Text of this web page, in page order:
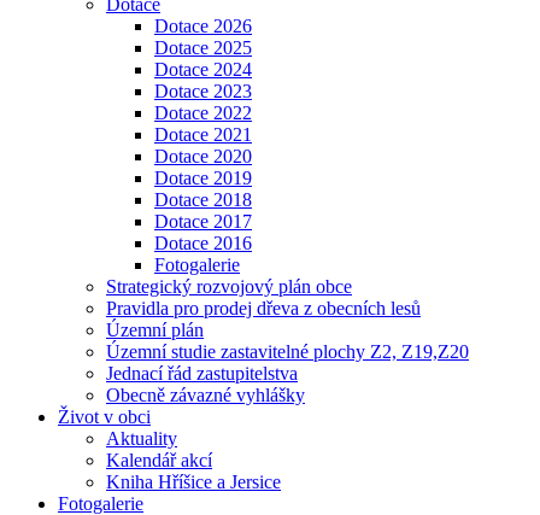
Dotace
Dotace 2026
Dotace 2025
Dotace 2024
Dotace 2023
Dotace 2022
Dotace 2021
Dotace 2020
Dotace 2019
Dotace 2018
Dotace 2017
Dotace 2016
Fotogalerie
Strategický rozvojový plán obce
Pravidla pro prodej dřeva z obecních lesů
Územní plán
Územní studie zastavitelné plochy Z2, Z19,Z20
Jednací řád zastupitelstva
Obecně závazné vyhlášky
Život v obci
Aktuality
Kalendář akcí
Kniha Hříšice a Jersice
Fotogalerie